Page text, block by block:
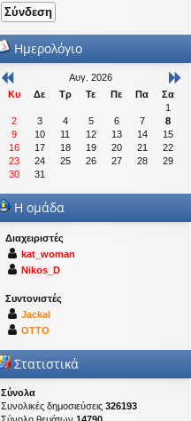
Ημερολόγιο
Αυγ. 2026
Κυ
Δε Τρ Τε Πε Πα
Σα
1
2
3 4 5 6 7
8
9
10 11 12 13 14
15
16
17 18 19 20 21
22
23
24 25 26 27 28
29
30
31
Η ομάδα
Διαχειριστές
kat_woman
Nikos_D
Συντονιστές
Jackal
OTTO
Στατιστικά
Σύνολα
Συνολικές δημοσιεύσεις326193